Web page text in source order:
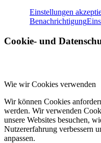
Einstellungen
Benachrichtigung
Cookie- und
Wie wir Cookies verwenden
Wir können Cookies
werden. Wir verwenden
unsere Websites besuchen,
Nutzererfahrung verbessern
anpassen.